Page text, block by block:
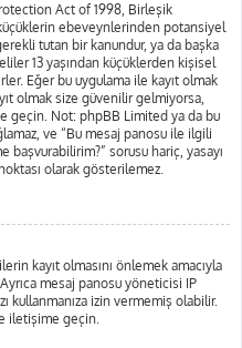
Act of 1998, Birleşik
ebeveynlerinden potansiyel
tutan bir kanundur, ya da başka
13 yaşından küçüklerden kişisel
Eğer bu uygulama ile kayıt olmak
olmak size güvenilir gelmiyorsa,
geçin. Not: phpBB Limited ya da bu
ve “Bu mesaj panosu ile ilgili
sorusu hariç, yasayı
olarak gösterilemez.
kayıt olmasını önlemek amacıyla
mesaj panosu yöneticisi IP
kullanmanıza izin vermemiş olabilir.
iletişime geçin.